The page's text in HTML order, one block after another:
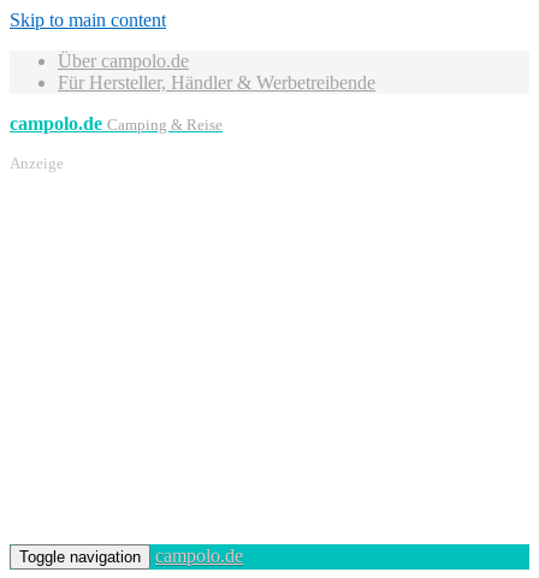
Skip to main content
Über campolo.de
Für Hersteller, Händler & Werbetreibende
campolo.de Camping & Reise
Anzeige
Toggle navigation campolo.de